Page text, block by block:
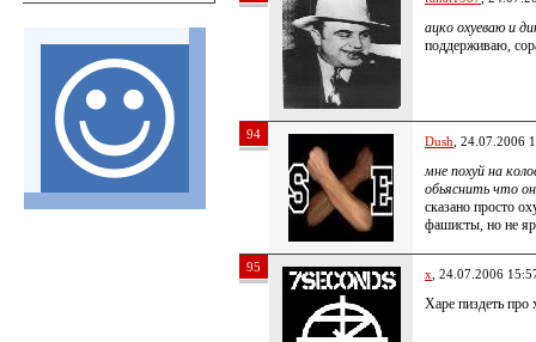
ацко охуеваю и
поддерживаю,
94 Dush , 24.07.2006
мне похуй на
обьяснить что
сказано просто
фашисты, но не
95 x , 24.07.2006
Харе пиздеть про